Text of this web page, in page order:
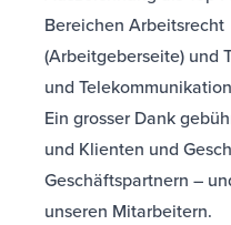
Bereichen Arbeitsrecht
(Arbeitgeberseite) und
und
Ein grosser Dank
und Klienten und
Geschäftspartnern –
unseren Mitarbeitern.